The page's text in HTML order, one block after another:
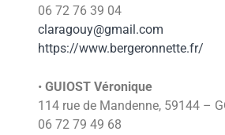
06 72 76 39 04
claragouy@gmail.com
https://www.bergeronnette.fr/
• GUIOST Véronique
114 rue de Mandenne, 59144 –
06 72 79 49 68